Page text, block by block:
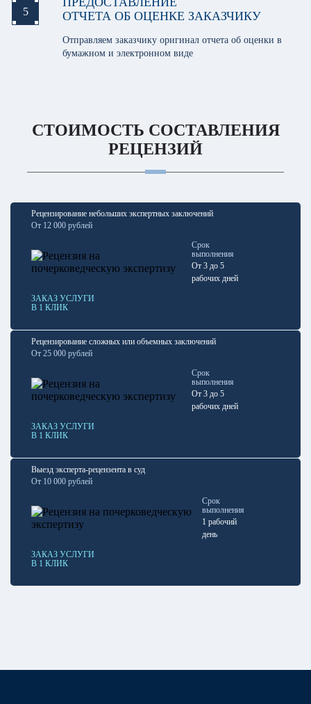
5
ОТЧЕТА ОБ ОЦЕНКЕ ЗАКАЗЧИКУ
Отправляем заказчику оригинал отчета об оценки в
бумажном и электронном виде
СТОИМОСТЬ СОСТАВЛЕНИЯ
РЕЦЕНЗИЙ
Рецензирование небольших экспертных заключений
От 12 000 рублей
Срок
выполнения
От 3 до 5
рабочих дней
ЗАКАЗ УСЛУГИ
В 1 КЛИК
Рецензирование сложных или объемных заключений
От 25 000 рублей
Срок
выполнения
От 3 до 5
рабочих дней
ЗАКАЗ УСЛУГИ
В 1 КЛИК
Выезд эксперта-рецензента в суд
От 10 000 рублей
Срок
выполнения
1 рабочий
день
ЗАКАЗ УСЛУГИ
В 1 КЛИК